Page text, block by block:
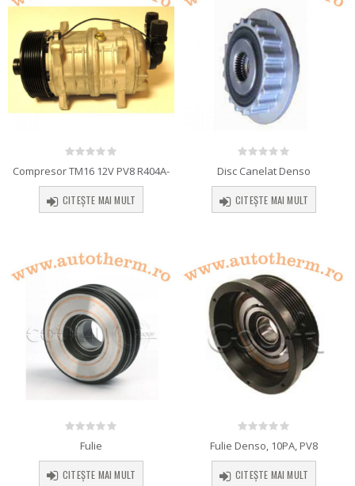
0out of 5
Compresor TM16 12V PV8 R404A-
CITEȘTE MAI MULT
0out of 5
Disc Canelat Denso
CITEȘTE MAI MULT
out of 5
Fulie
CITEȘTE MAI MULT
0out of 5
Fulie Denso, 10PA, PV8
CITEȘTE MAI MULT